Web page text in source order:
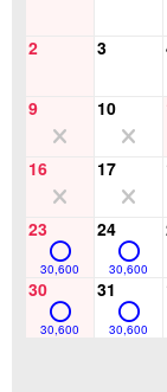
2 3
9 10
16 17
23
30,600
24
30,600
30
30,600
31
30,600